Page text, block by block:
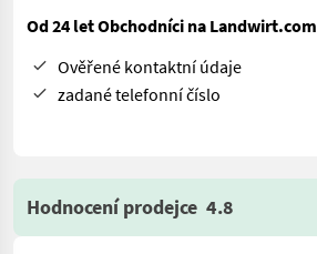
Od 24 let Obchodníci na Landwirt.com
Ověřené kontaktní údaje
zadané telefonní číslo
Hodnocení prodejce 4.8